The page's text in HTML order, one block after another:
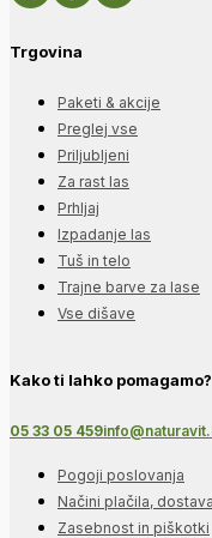
Trgovina
Paketi & akcije
Preglej vse
Priljubljeni
Za rast las
Prhljaj
Izpadanje las
Tuš in telo
Trajne barve za lase
Vse dišave
Kako ti lahko pomagamo?
05 33 05 459
Pogoji poslovanja
Načini plačila,
Zasebnost in piškotki